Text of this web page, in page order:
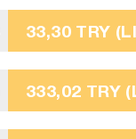
33,30 TRY
333,02 TRY